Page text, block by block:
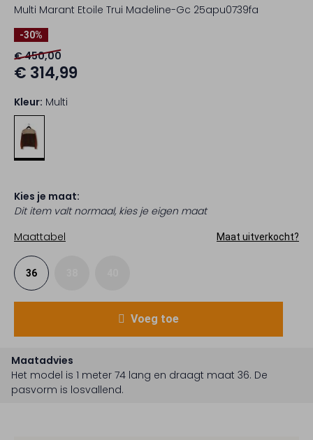
Multi Marant Etoile Trui Madeline-Gc 25apu0739fa
-30%
€ 450,00
€ 314,99
Kleur: Multi
Kies je maat:
Dit item valt normaal, kies je eigen maat
Maattabel
Maat uitverkocht?
36
Voeg toe
Maatadvies
Het model is 1 meter 74 lang en draagt maat 36. De
pasvorm is losvallend.